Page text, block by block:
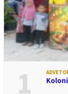
1